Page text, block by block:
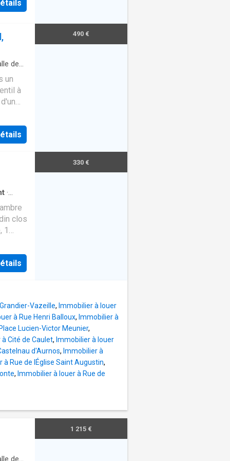
de
un
à
490 €
·
clos
1
330 €
Vazeille, Immobilier à louer
à Rue Henri Balloux, Immobilier à
Lucien-Victor Meunier,
Cité de Caulet, Immobilier à louer
d'Aurnos, Immobilier à
à Rue de lÉglise Saint Augustin,
, Immobilier à louer à Rue de
de
1 215 €